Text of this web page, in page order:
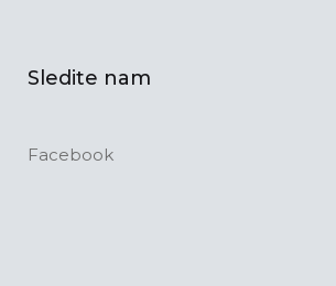
Sledite nam
Facebook